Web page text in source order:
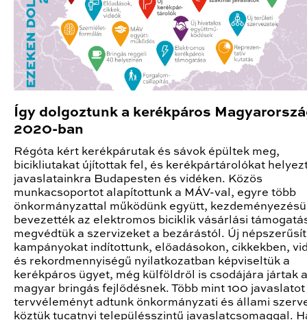
Így dolgoztunk a kerékpáros
2020-ban
Régóta kért kerékpárutak és sávok épültek meg,
bicikliutakat újítottak fel, és kerékpártárolókat
javaslatainkra Budapesten és vidéken. Közös
munkacsoportot alapítottunk a MÁV-val, egyre több
önkormányzattal működünk együtt,
bevezették az elektromos biciklik vásárlási
megvédtük a szervizeket a bezárástól. Új
kampányokat indítottunk, előadásokon, cikkekben,
és rekordmennyiségű nyilatkozatban képviseltük a
kerékpáros ügyet, még külföldről is csodájára jártak a
magyar bringás fejlődésnek. Több mint 100 javaslatot
tervvéleményt adtunk önkormányzati és állami
köztük tucatnyi településszintű javaslatcsomaggal.